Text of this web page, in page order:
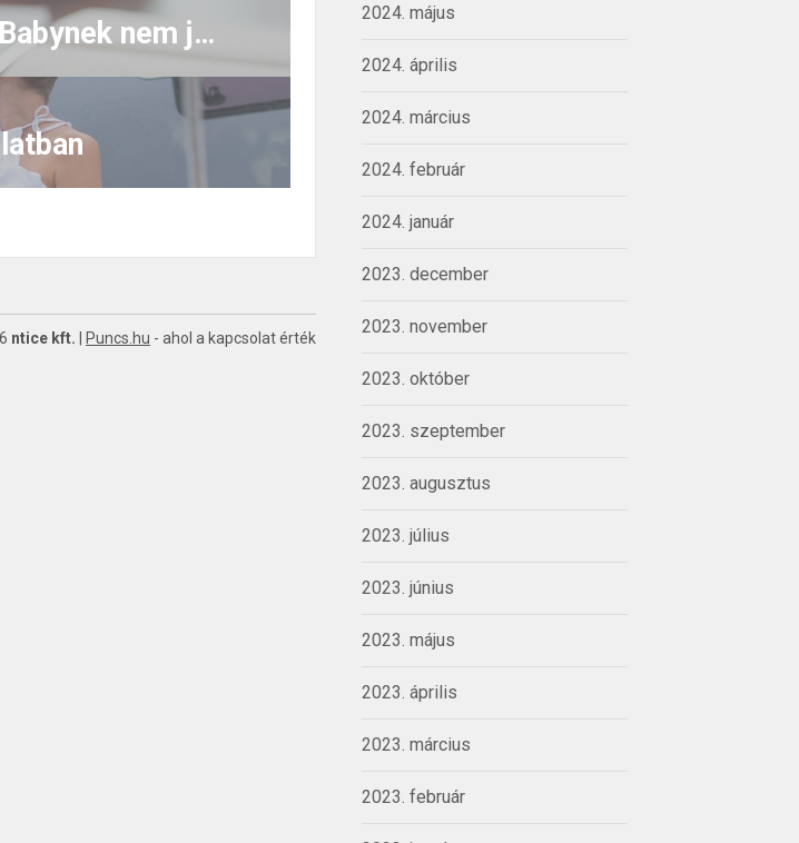
2024. május
2024. április
2024. március
2024. február
2024. január
2023. december
2023. november
2023. október
2023. szeptember
2023. augusztus
2023. július
2023. június
2023. május
2023. április
2023. március
2023. február
Ha a Sugar Daddy válik, az a Sugar Babynek nem jó hír
ntice kft. Puncs.hu - ahol a kapcsolat érték